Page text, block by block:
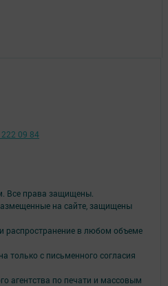
Все права защищены.
на сайте, защищены
распространение в любом объеме
только с письменного согласия
агентства по печати и массовым
09 84